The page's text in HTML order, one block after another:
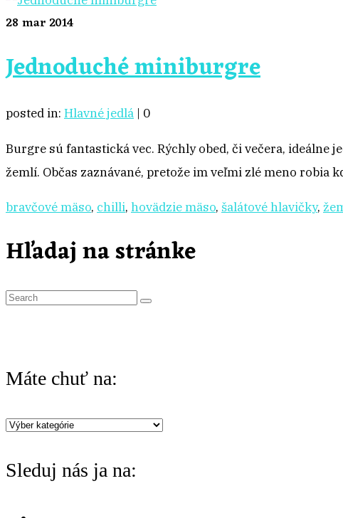
28 mar 2014
Jednoduché miniburgre
posted in: Hlavné jedlá | 0
Burgre sú fantastická vec. Rýchly obed, či večera, ideálne
žemlí. Občas zaznávané, pretože im veľmi zlé meno robia
bravčové mäso, chilli, hovädzie mäso, šalátové hlavičky,
Hľadaj na stránke
S
c
f
o
Máte chuť na:
Máte
na:
Sleduj nás ja na: